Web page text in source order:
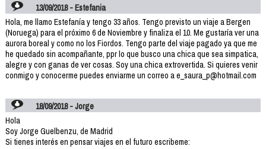
13/09/2018 - Estefania
Hola, me llamo Estefanía y tengo 33 años. Tengo previsto un viaje a Bergen
(Noruega) para el próximo 6 de Noviembre y finaliza el 10. Me gustaría ver una
aurora boreal y como no los Fiordos. Tengo parte del viaje pagado ya que me
he quedado sin acompañante, ppr lo que busco una chica que sea simpatica,
alegre y con ganas de ver cosas. Soy una chica extrovertida. Si quieres venir
conmigo y conocerme puedes enviarme un correo a e_saura_p@hotmail.com
18/09/2018 - Jorge
Hola
Soy Jorge Guelbenzu, de Madrid
Si tienes interés en pensar viajes en el futuro escribeme: